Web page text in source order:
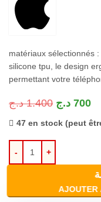
matériaux sélectionnés
silicone tpu, le design
permettant votre
1.400 د.ج 700 د.ج
47 en stock (peut